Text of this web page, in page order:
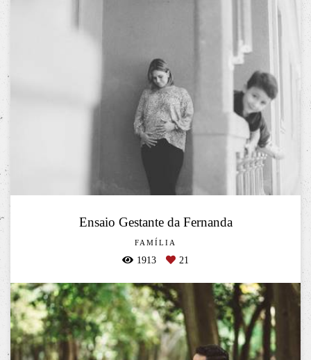
Ensaio Gestante da Fernanda
FAMÍLIA
1913 21